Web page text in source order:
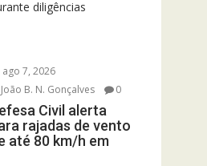
diligências
ago 7, 2026
João B. N. Gonçalves
0
Civil alerta
rajadas de vento
até 80 km/h em